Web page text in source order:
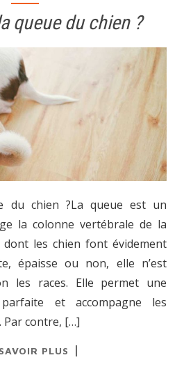
queue du chien ?
du chien ?La queue est un
la colonne vertébrale de la
les chien font évidement
épaisse ou non, elle n’est
les races. Elle permet une
et accompagne les
Par contre, […]
PLUS